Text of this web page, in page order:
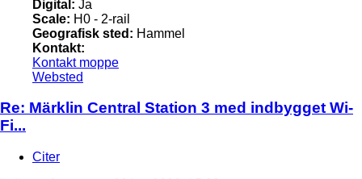
Digital: Ja
Scale: H0 - 2-rail
Geografisk sted: Hammel
Kontakt:
Kontakt moppe
Websted
Re: Märklin Central Station 3 med indbygget Wi-
Fi...
Citer